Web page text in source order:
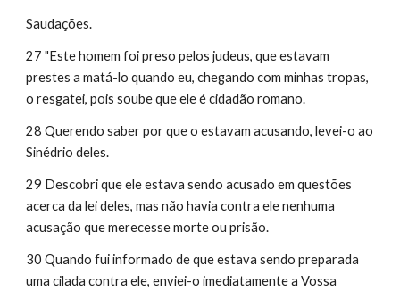
Saudações.
27 "Este homem foi preso pelos judeus, que estavam
prestes a matá-lo quando eu, chegando com minhas tropas,
o resgatei, pois soube que ele é cidadão romano.
28 Querendo saber por que o estavam acusando, levei-o ao
Sinédrio deles.
29 Descobri que ele estava sendo acusado em questões
acerca da lei deles, mas não havia contra ele nenhuma
acusação que merecesse morte ou prisão.
30 Quando fui informado de que estava sendo preparada
uma cilada contra ele, enviei-o imediatamente a Vossa